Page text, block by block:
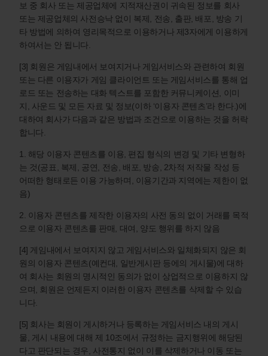
보 중 회사 또는 제공업체에 지적재산권이 귀속된 정보를 회사
또는 제공업체의 사전승낙 없이 복제, 전송, 출판, 배포, 방송 기
타 방법에 의하여 영리목적으로 이용하거나 제3자에게 이용하게
하여서는 안 됩니다.
[3] 회원은 게임내에서 보여지거나 게임서비스와 관련하여 회원
또는 다른 이용자가 게임 클라이언트 또는 게임서비스를 통해 업
로드 또는 전송하는 대화 텍스트를 포함한 커뮤니케이션, 이미
지, 사운드 및 모든 자료 및 정보(이하 ‘이용자 콘텐츠’라 한다.)에
대하여 회사가 다음과 같은 방법과 조건으로 이용하는 것을 허락
합니다.
1. 해당 이용자 콘텐츠를 이용, 편집 형식의 변경 및 기타 변형하
는 것(공표, 복제, 공연, 전송, 배포, 방송, 2차적 저작물 작성 등
어떠한 형태로든 이용 가능하며, 이용기간과 지역에는 제한이 없
음)
2. 이용자 콘텐츠를 제작한 이용자의 사전 동의 없이 거래를 목적
으로 이용자 콘텐츠를 판매, 대여, 양도 행위를 하지 않음
[4] 게임내에서 보여지지 않고 게임서비스와 일체화되지 않은 회
원의 이용자 콘텐츠(예컨대, 일반게시판 등에의 게시물)에 대하
여 회사는 회원의 명시적인 동의가 없이 상업적으로 이용하지 않
으며, 회원은 언제든지 이러한 이용자 콘텐츠를 삭제할 수 있습
니다.
[5] 회사는 회원이 게시하거나 등록하는 게임서비스 내의 게시
물, 게시 내용에 대해 제 10조에서 규정하는 금지행위에 해당된
다고 판단되는 경우, 사전통지 없이 이를 삭제하거나 이동 또는